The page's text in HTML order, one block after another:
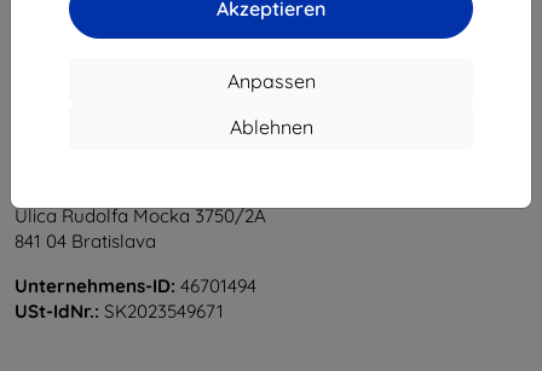
Akzeptieren
Anpassen
Ablehnen
Ulica Rudolfa Mocka 3750/2A
841 04 Bratislava
Unternehmens-ID: 46701494
USt-IdNr.: SK2023549671